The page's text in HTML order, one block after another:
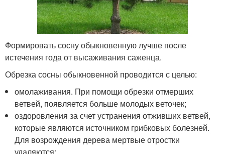
Формировать сосну обыкновенную лучше после
истечения года от высаживания саженца.
Обрезка сосны обыкновенной проводится с целью:
омолаживания. При помощи обрезки отмерших
ветвей, появляется больше молодых веточек;
оздоровления за счет устранения отживших ветвей,
которые являются источником грибковых болезней.
Для возрождения дерева мертвые отростки
удаляются;